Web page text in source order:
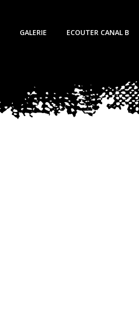
GALERIE ECOUTER CANAL B